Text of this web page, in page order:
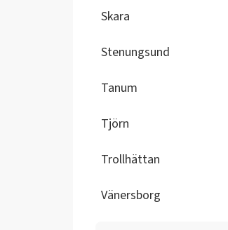
Skara
Stenungsund
Tanum
Tjörn
Trollhättan
Vänersborg